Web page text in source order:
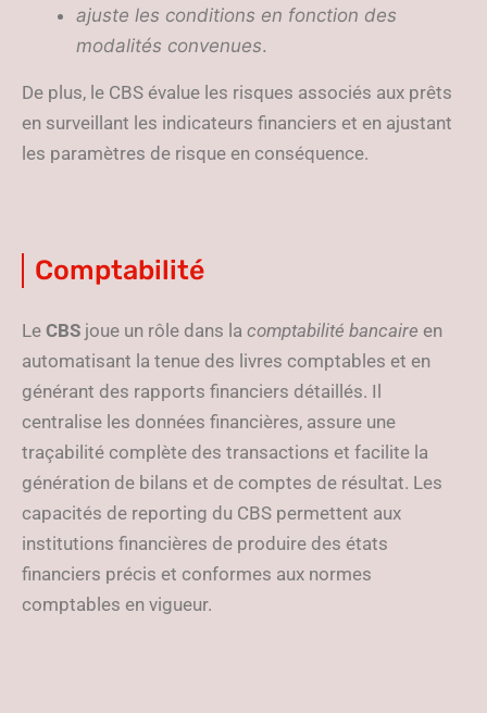
ajuste les conditions en fonction des
modalités convenues.
De plus, le CBS évalue les risques associés aux prêts
en surveillant les indicateurs financiers et en ajustant
les paramètres de risque en conséquence.
Comptabilité
Le CBS joue un rôle dans la comptabilité bancaire en
automatisant la tenue des livres comptables et en
générant des rapports financiers détaillés. Il
centralise les données financières, assure une
traçabilité complète des transactions et facilite la
génération de bilans et de comptes de résultat. Les
capacités de reporting du CBS permettent aux
institutions financières de produire des états
financiers précis et conformes aux normes
comptables en vigueur.